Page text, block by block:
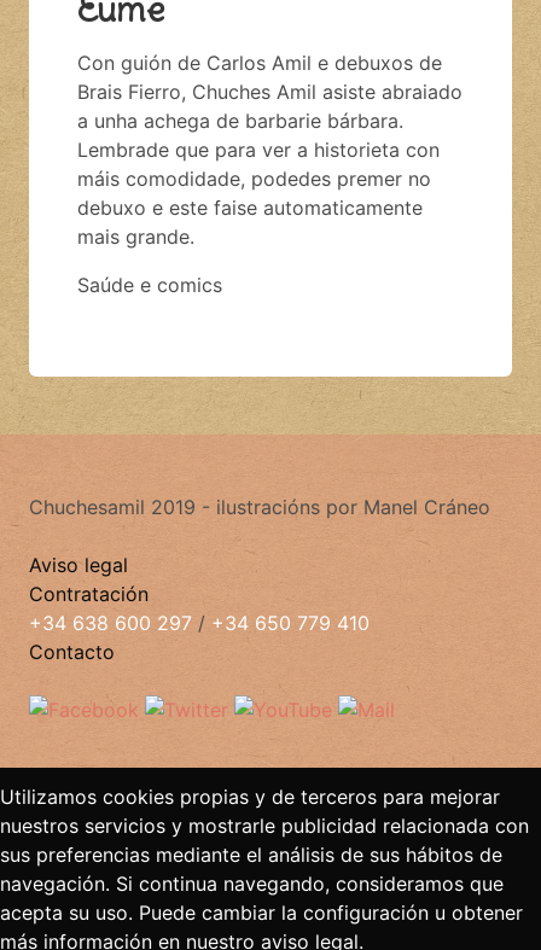
Eume
Con guión de Carlos Amil e debuxos de
Brais Fierro, Chuches Amil asiste abraiado
a unha achega de barbarie bárbara.
Lembrade que para ver a historieta con
máis comodidade, podedes premer no
debuxo e este faise automaticamente
mais grande.
Saúde e comics
Chuchesamil 2019 - ilustracións por Manel Cráneo
Aviso legal
Contratación
+34 638 600 297 / +34 650 779 410
Contacto
Utilizamos cookies propias y de terceros para mejorar
nuestros servicios y mostrarle publicidad relacionada con
sus preferencias mediante el análisis de sus hábitos de
navegación. Si continua navegando, consideramos que
acepta su uso. Puede cambiar la configuración u obtener
más información en nuestro aviso legal.